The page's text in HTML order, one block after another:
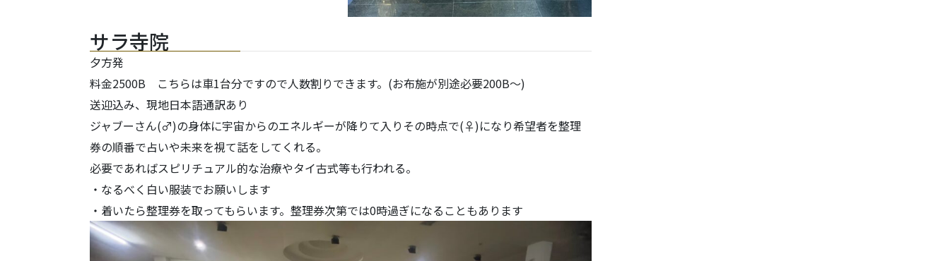
サラ寺院
夕方発
料金2500B こちらは車1台分ですので人数割りできます。(お布施が別途必要200B～)
送迎込み、現地日本語通訳あり
ジャブーさん(♂)の身体に宇宙からのエネルギーが降りて入りその時点で(♀)になり希望者を整理
券の順番で占いや未来を視て話をしてくれる。
必要であればスピリチュアル的な治療やタイ古式等も行われる。
・なるべく白い服装でお願いします
・着いたら整理券を取ってもらいます。整理券次第では0時過ぎになることもあります